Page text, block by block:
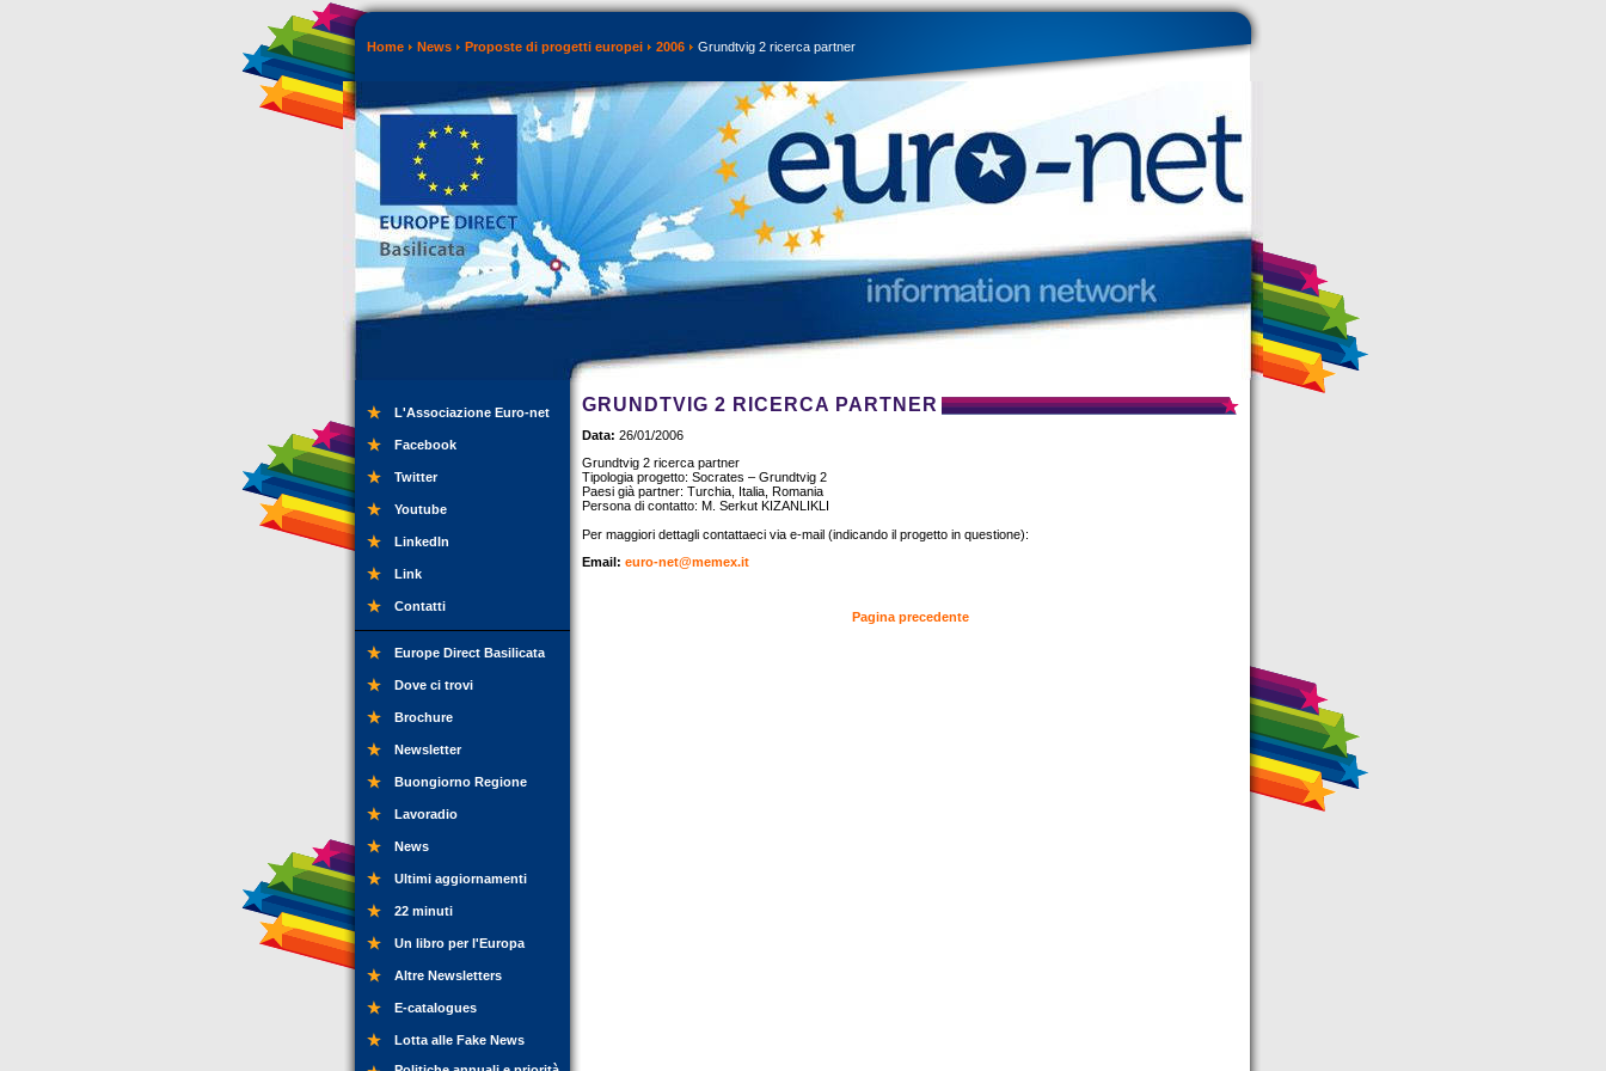
Home News Proposte di progetti europei 2006 Grundtvig 2 ricerca partner
L'Associazione Euro-net
Facebook
Twitter
Youtube
LinkedIn
Link
Contatti
Europe Direct Basilicata
Dove ci trovi
Brochure
Newsletter
Buongiorno Regione
Lavoradio
News
Ultimi aggiornamenti
22 minuti
Un libro per l'Europa
Altre Newsletters
E-catalogues
Lotta alle Fake News
GRUNDTVIG 2 RICERCA PARTNER
Data: 26/01/2006
Grundtvig 2 ricerca partner
Tipologia progetto: Socrates – Grundtvig 2
Paesi già partner: Turchia, Italia, Romania
Persona di contatto: M. Serkut KIZANLIKLI
Per maggiori dettagli contattaeci via e-mail (indicando il progetto in questione):
Email: euro-net@memex.it
Pagina precedente